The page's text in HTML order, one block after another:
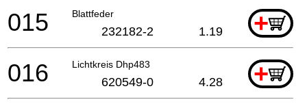
Blattfeder +
015 232182-2 1.19
Lichtkreis Dhp483 +
016 620549-0 4.28